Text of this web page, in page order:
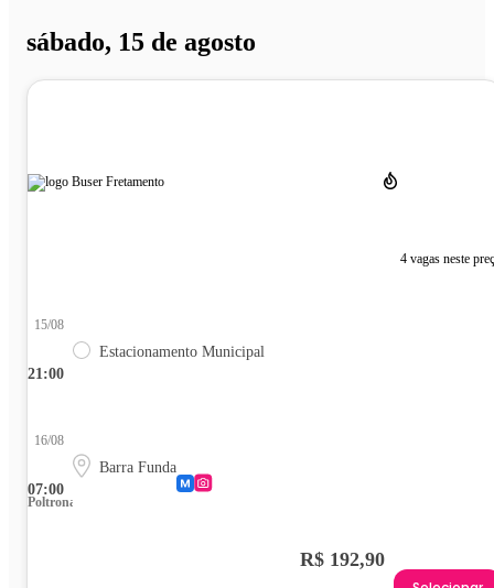
sábado, 15 de agosto
4 vagas neste
21:00
15/08
Estacionamento Municipal
07:00
16/08
Barra Funda
Poltrona
R$ 192,90